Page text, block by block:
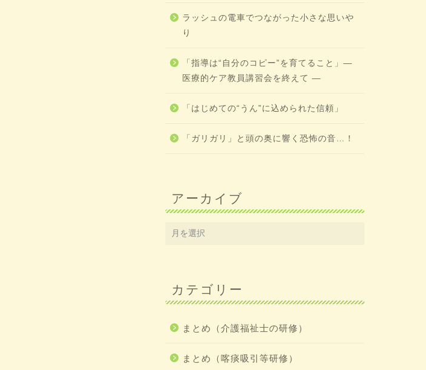
ラッシュの電車でつながった小さな思いや
り
「指導は“自分のコピー”を育てること」―
医療的ケア教員講習会を終えて ―
「はじめての“うん”に込められた信頼」
「ガリガリ」と頭の奥に響く恐怖の音…！
アーカイブ
カテゴリー
まとめ（介護福祉士の研修）
まとめ（喀痰吸引等研修）